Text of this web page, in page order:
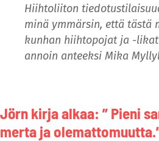
Hiihtoliiton
minä ymmärsin, että tästä
kunhan hiihtopojat ja -
annoin anteeksi Mika
Jörn kirja alkaa: ” Pieni
merta ja